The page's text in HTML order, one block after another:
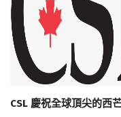
CSL 慶祝全球頂尖的西